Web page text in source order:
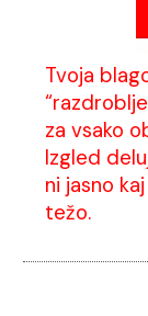
Tvoja
za vsako
Izgled
ni jasno
težo.